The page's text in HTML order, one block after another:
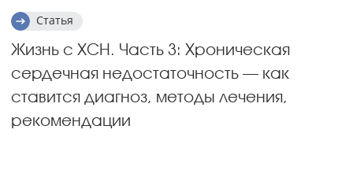
Статья
Жизнь с ХСН. Часть 3: Хроническая
сердечная недостаточность — как
ставится диагноз, методы лечения,
рекомендации